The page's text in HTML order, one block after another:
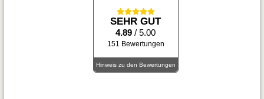
SEHR GUT
4.89/ 5.00
151 Bewertungen
Hinweis zu den Bewertungen